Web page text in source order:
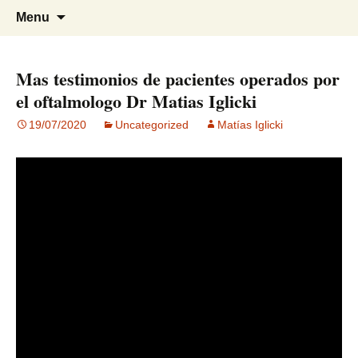
Centro Oftalmológico Dr. Matías
Iglicki
Visión para una vida plena
Menu
Mas testimonios de pacientes operados por
el oftalmologo Dr Matias Iglicki
19/07/2020 Uncategorized Matías Iglicki